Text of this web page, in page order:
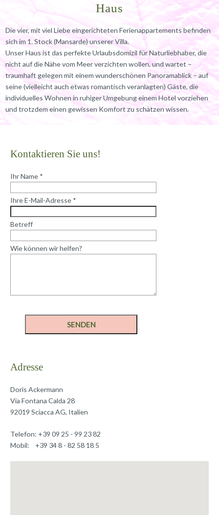
Haus
Die vier, mit viel Liebe eingerichteten Ferienappartements befinden
sich im 1. Stock (Mansarde) unserer Villa.
Unser Haus ist das perfekte Urlaubsdomizil für Naturliebhaber, die
nicht auf die Nähe vom Meer verzichten wollen, und wartet –
traumhaft gelegen mit einem wunderschönen Panoramablick – auf
seine (vielleicht auch etwas romantisch veranlagten) Gäste, die
individuelles Wohnen in ruhiger Umgebung einem Hotel vorziehen
und trotzdem einen gewissen Komfort zu schätzen wissen.
Kontaktieren Sie uns!
Ihr Name *
Ihre E-Mail-Adresse *
Betreff
Wie können wir helfen?
Adresse
Doris Ackermann
Via Fontana Calda 28
92019 Sciacca AG, Italien
Telefon: +39 09 25 - 99 23 82
Mobil: +39 34 8 - 82 58 18 5